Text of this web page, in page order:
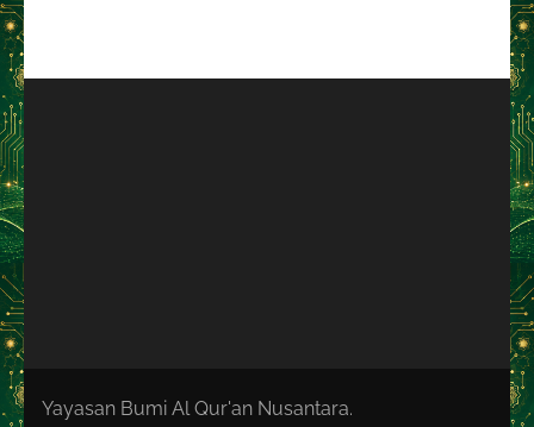
Yayasan Bumi Al Qur'an Nusantara.